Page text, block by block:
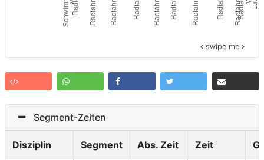
swipe me
Segment-Zeiten
Disziplin Segment Abs. Zeit Zeit